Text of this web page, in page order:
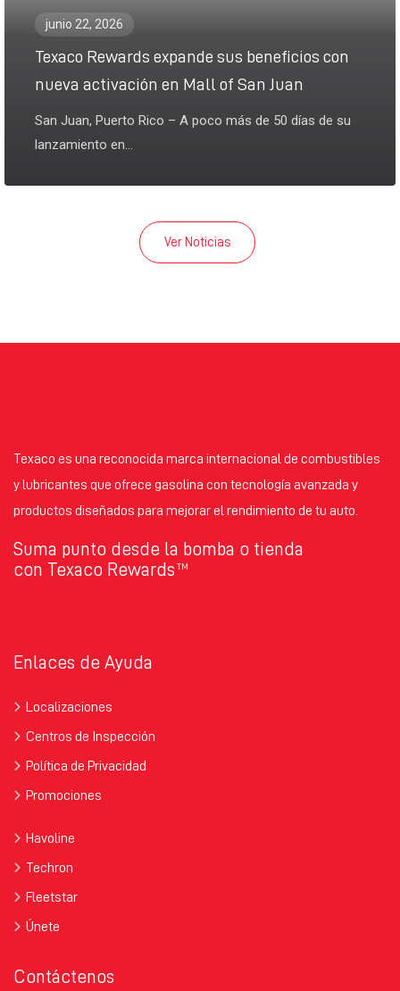
junio 22, 2026
Texaco Rewards expande sus beneficios con
nueva activación en Mall of San Juan
San Juan, Puerto Rico – A poco más de 50 días de su
lanzamiento en...
Ver Noticias
Texaco es una reconocida marca internacional de combustibles
y lubricantes que ofrece gasolina con tecnología avanzada y
productos diseñados para mejorar el rendimiento de tu auto.
Suma punto desde la bomba o tienda
con Texaco Rewards TM
Enlaces de Ayuda
Localizaciones
Centros de Inspección
Política de Privacidad
Promociones
Havoline
Techron
Fleetstar
Únete
Contáctenos